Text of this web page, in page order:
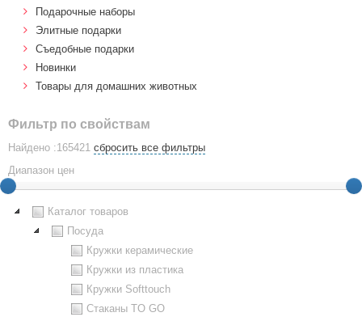
Подарочные наборы
Элитные подарки
Cъедобные подарки
Новинки
Товары для домашних животных
Фильтр по свойствам
Найдено :165421 сбросить все фильтры
Диапазон цен
Каталог товаров
Посуда
Кружки керамические
Кружки из пластика
Кружки Softtouch
Стаканы TO GO